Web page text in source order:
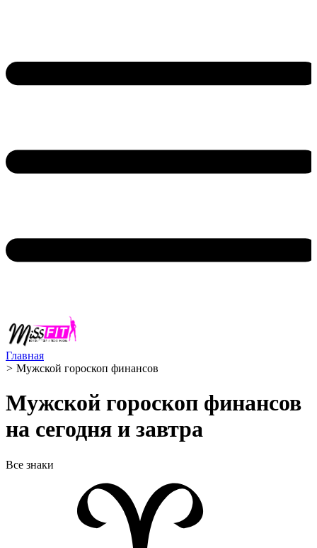
Главная
> Мужской гороскоп финансов
Мужской гороскоп финансов
на сегодня и завтра
Все знаки